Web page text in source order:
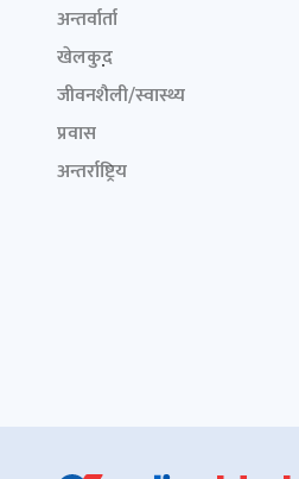
अन्तर्वार्ता
खेलकुद़़
जीवनशैली/स्वास्थ्य
प्रवास
अन्तर्राष्ट्रिय